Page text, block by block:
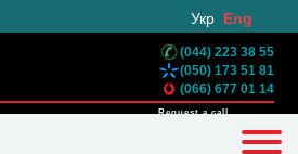
Укр Eng
(044) 223 38 55
(050) 173 51 81
(066) 677 01 14
Request a call